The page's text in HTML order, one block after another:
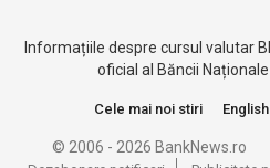
Informațiile despre cursul valutar
oficial al Băncii
Cele mai noi stiri English
© 2006 - 2026 BankNews.ro